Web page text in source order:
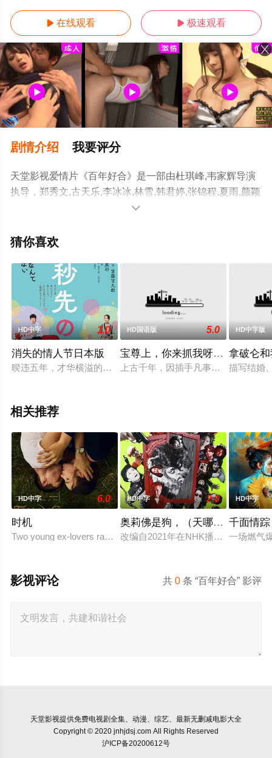
 在线观看  极速观看
剧情介绍 我要评分
天堂影视爱情片《百年好合》是一部由杜琪峰,韦家辉导演
执导，郑秀文,古天乐,李冰冰,林雪,韩君婷,张锦程,夏雨,颜颖
思等演员精彩演绎的粤语电影，手机免费观看高清未删减
豆瓣电影、电视猫或剧情网等平台了解。

猜你喜欢
HD中字 1.0
消失的情人节日本版
暌违五年，才华横溢的山下敦弘导演再次发力，与鬼才编剧宫
HD国语版 5.0
宝尊上，你来抓我呀（上）
上古千年，因插手凡事而被贬为凡
HD中字版
拿破仑
描写结婚
相关推荐
HD中字 6.0
时机
Two young ex-lovers randomly reconnect.
HD中字 2.0
奥莉佛是狗，（天哪！！）这家
改编自2021年在NHK播出的同名剧
HD中字
千面情踪
一场燃气
共0 条 “百年好合” 影评
影视评论
天堂影视提供免费电视剧全集、动漫、综艺、最新无删减电影大全
Copyright © 2020 jnhjdsj.com All Rights Reserved
沪ICP备20200612号